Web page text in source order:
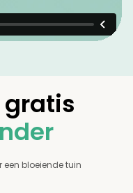
gratis
een bloeiende tuin